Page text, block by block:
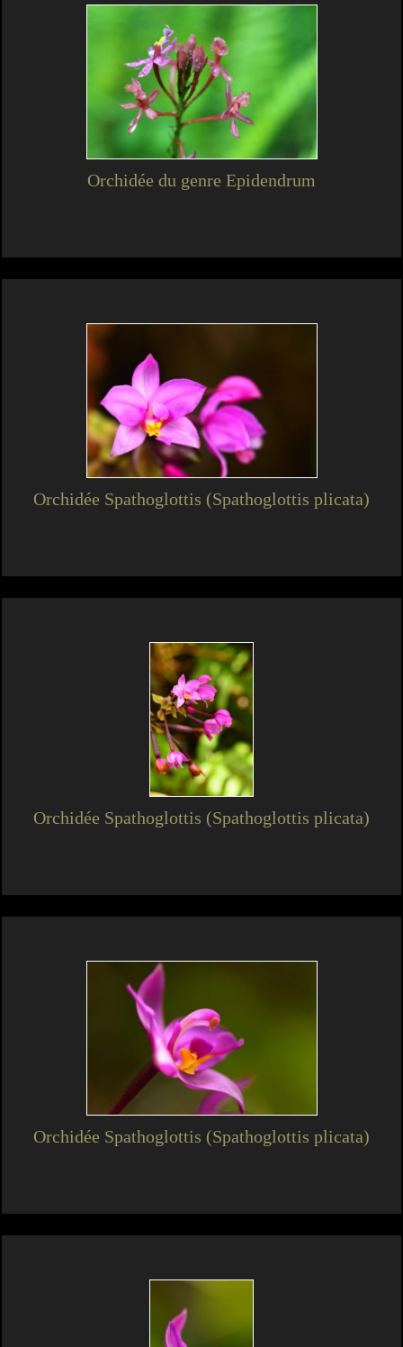
Orchidée du genre Epidendrum
Orchidée Spathoglottis (Spathoglottis plicata)
Orchidée Spathoglottis (Spathoglottis plicata)
Orchidée Spathoglottis (Spathoglottis plicata)